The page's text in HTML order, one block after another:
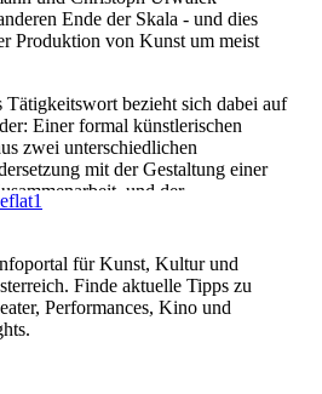
Ende der Skala - und dies
Produktion von Kunst um meist
Tätigkeitswort bezieht sich dabei auf
Einer formal künstlerischen
zwei unterschiedlichen
mit der Gestaltung einer
und der
Offspace Galerie.
sich dabei mit Motiven häuslicher
Spannungsfeld
und der Erfahrung mit
Nicht zuletzt
zu gesellschaftlich anerkannten
Tätigkeiten, erweisen sich diese
für Kunst, Kultur und
Finde aktuelle Tipps zu
Performances, Kino und